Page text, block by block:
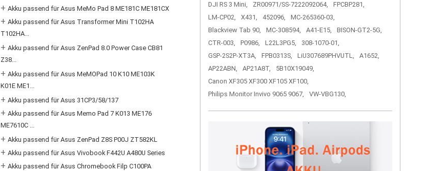
+Akku passend für Asus MeMo Pad 8 ME181C ME181CX
+Akku passend für Asus Transformer Mini T102HA
T102HA...
+Akku passend für Asus ZenPad 8.0 Power Case CB81
Z38...
+Akku passend für Asus MeMOPad 10 K10 ME103K
K01E ME1...
+Akku passend für Asus 31CP3/58/137
+Akku passend für Asus Memo Pad 7 K013 ME176
ME7610C ...
+Akku passend für Asus ZenPad Z8S P00J ZT582KL
+Akku passend für Asus Vivobook F442U A480U Series
+Akku passend für Asus Chromebook Filp C100PA
DJI RS 3 Mini,
ZR00971/SS-7222092064,
FPCBP281,
LM-CP02,
X431, 452096,
MC-265360-03,
Blackview Tab 90,
MC-308594, A41-E15,
BISON-GT2-5G,
CTR-003,
P0986, L22L3PG5,
308-1070-01,
GSP-2S2P-XT3A,
FPB0313S, LiU307689PHVUTL,
A1652,
AP22ABN,
AP21A8T,
5B10X19049,
Canon XF305 XF300 XF105 XF100,
Philips Monitor Invivo 9065 9067,
VW-VBG130,